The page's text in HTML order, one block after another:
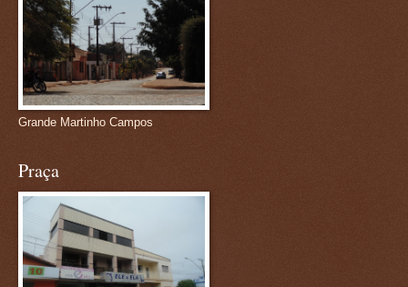
Grande Martinho Campos
Praça